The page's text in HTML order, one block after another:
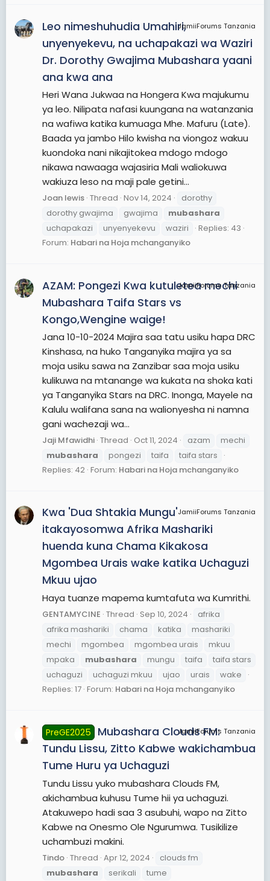
JamiiForums Tanzania
Leo nimeshuhudia Umahiri,
unyenyekevu, na uchapakazi wa Waziri
Dr. Dorothy Gwajima Mubashara yaani
ana kwa ana
Heri Wana Jukwaa na Hongera Kwa majukumu
ya leo. Nilipata nafasi kuungana na watanzania
na wafiwa katika kumuaga Mhe. Mafuru (Late).
Baada ya jambo Hilo kwisha na viongoz wakuu
kuondoka nani nikajitokea mdogo mdogo
nikawa nawaaga wajasiria Mali waliokuwa
wakiuza leso na maji pale getini...
Joan lewis Thread Nov 14, 2024
dorothy
dorothy gwajima
gwajima
mubashara
uchapakazi
unyenyekevu waziri
Replies: 43
Forum: Habari na Hoja mchanganyiko
JamiiForums Tanzania
AZAM: Pongezi Kwa kutuletea mechi
Mubashara Taifa Stars vs
Kongo,Wengine waige!
Jana 10-10-2024 Majira saa tatu usiku hapa DRC
Kinshasa, na huko Tanganyika majira ya sa
moja usiku sawa na Zanzibar saa moja usiku
kulikuwa na mtanange wa kukata na shoka kati
ya Tanganyika Stars na DRC. Inonga, Mayele na
Kalulu walifana sana na walionyesha ni namna
gani wachezaji wa...
Jaji Mfawidhi Thread Oct 11, 2024 azam
mechi
mubashara
pongezi taifa
taifa stars
Replies: 42 Forum: Habari na Hoja mchanganyiko
JamiiForums Tanzania
Kwa 'Dua Shtakia Mungu'
itakayosomwa Afrika Mashariki
huenda kuna Chama Kikakosa
Mgombea Urais wake katika Uchaguzi
Mkuu ujao
Haya tuanze mapema kumtafuta wa Kumrithi.
GENTAMYCINE Thread Sep 10, 2024
afrika
afrika mashariki
chama katika
mashariki
mechi
mgombea mgombea urais
mkuu
mpaka
mubashara mungu taifa
taifa stars
uchaguzi
uchaguzi mkuu ujao urais
wake
Replies: 17 Forum: Habari na Hoja mchanganyiko
JamiiForums Tanzania
PreGE2025
Mubashara Clouds FM:
Tundu Lissu, Zitto Kabwe wakichambua
Tume Huru ya Uchaguzi
Tundu Lissu yuko mubashara Clouds FM,
akichambua kuhusu Tume hii ya uchaguzi.
Atakuwepo hadi saa 3 asubuhi, wapo na Zitto
Kabwe na Onesmo Ole Ngurumwa. Tusikilize
uchambuzi makini.
Tindo Thread Apr 12, 2024
clouds fm
mubashara
serikali
tume